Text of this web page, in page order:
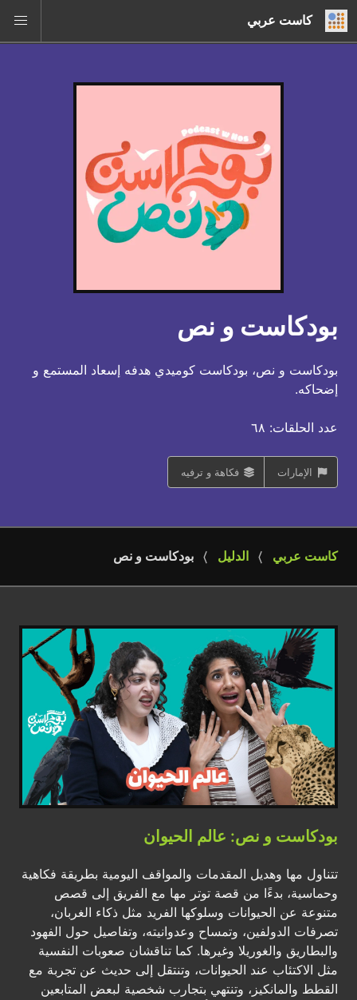
كاست عربي
بودكاست و نص
بودكاست و نص، بودكاست كوميدي هدفه إسعاد المستمع و
إضحاكه.
عدد الحلقات: ٦٨
الإمارات فكاهة و ترفيه
كاست عربي الدليل بودكاست و نص
بودكاست و نص: عالم الحيوان
تتناول مها وهديل المقدمات والمواقف اليومية بطريقة فكاهية
وحماسية، بدءًا من قصة توتر مها مع الفريق إلى قصص
متنوعة عن الحيوانات وسلوكها الفريد مثل ذكاء الغربان،
تصرفات الدولفين، وتمساح وعدوانيته، وتفاصيل حول الفهود
والبطاريق والغوريلا وغيرها. كما تناقشان صعوبات النفسية
مثل الاكتئاب عند الحيوانات، وتنتقل إلى حديث عن تجربة مع
القطط والمانكيز، وتنتهي بتجارب شخصية لبعض المتابعين